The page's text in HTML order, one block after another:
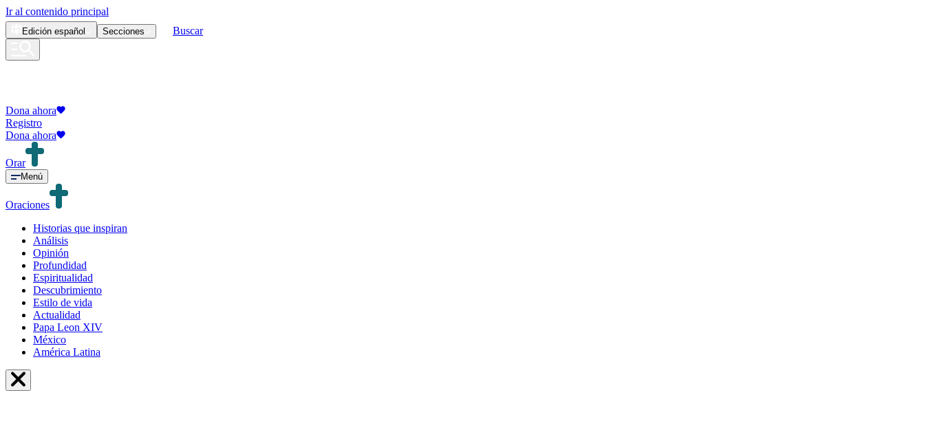
Ir al contenido principal
Edición español Secciones Buscar
Dona ahora
Registro
Dona ahora
Orar
Menú
Oraciones
Historias que inspiran
Análisis
Opinión
Profundidad
Espiritualidad
Descubrimiento
Estilo de vida
Actualidad
Papa Leon XIV
México
América Latina